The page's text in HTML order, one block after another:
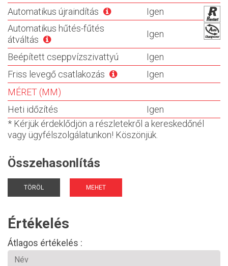
Automatikus újraindítás
Igen
Automatikus hűtés-fűtés
átváltás
Igen
Beépített cseppvízszivattyú
Igen
Friss levegő csatlakozás
Igen
MÉRET (MM)
Heti időzítés
Igen
* Kérjük érdeklődjön a részletekről a kereskedőnél
vagy ügyfélszolgálatunkon! Köszönjük.
Összehasonlítás
TÖRÖL MEHET
Értékelés
Átlagos értékelés :